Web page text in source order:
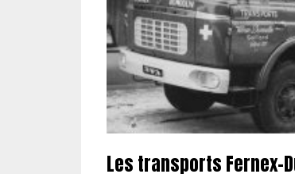
Les transports Fernex-